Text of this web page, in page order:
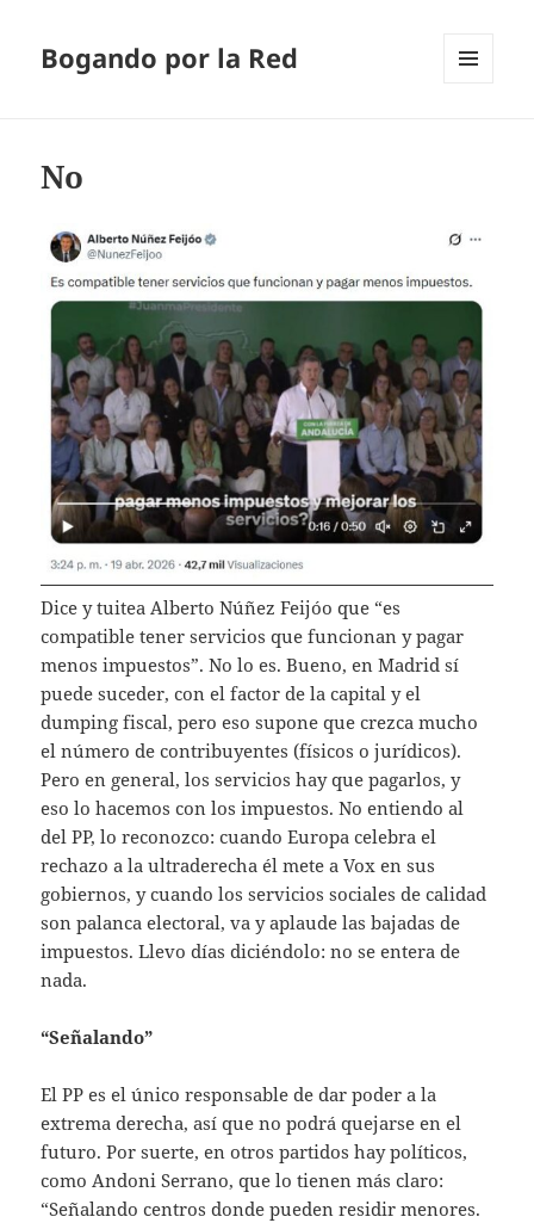
Bogando por la Red
No
Dice y tuitea Alberto Núñez Feijóo que “es
compatible tener servicios que funcionan y pagar
menos impuestos”. No lo es. Bueno, en Madrid sí
puede suceder, con el factor de la capital y el
dumping fiscal, pero eso supone que crezca mucho
el número de contribuyentes (físicos o jurídicos).
Pero en general, los servicios hay que pagarlos, y
eso lo hacemos con los impuestos. No entiendo al
del PP, lo reconozco: cuando Europa celebra el
rechazo a la ultraderecha él mete a Vox en sus
gobiernos, y cuando los servicios sociales de calidad
son palanca electoral, va y aplaude las bajadas de
impuestos. Llevo días diciéndolo: no se entera de
nada.
“Señalando”
El PP es el único responsable de dar poder a la
extrema derecha, así que no podrá quejarse en el
futuro. Por suerte, en otros partidos hay políticos,
como Andoni Serrano, que lo tienen más claro:
“Señalando centros donde pueden residir menores.